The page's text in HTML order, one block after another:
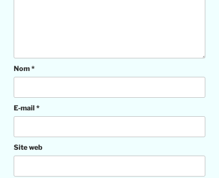
Nom*
E-mail*
Site web